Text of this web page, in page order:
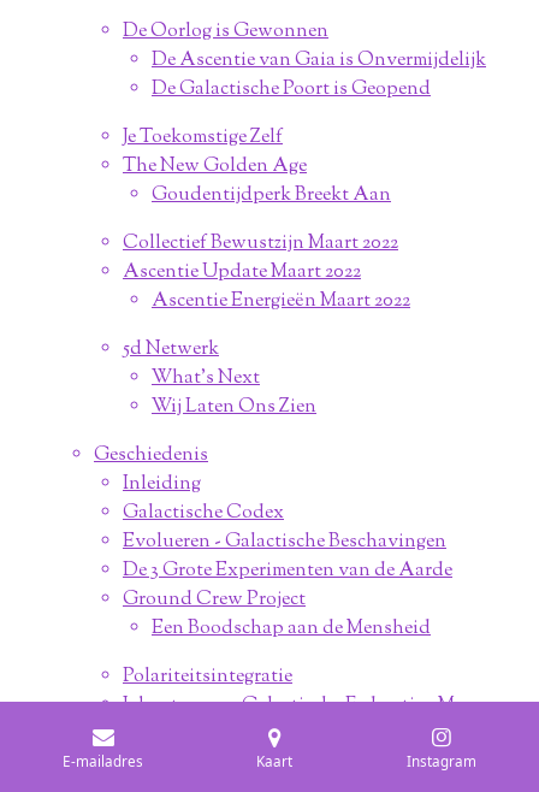
De Oorlog is Gewonnen
De Ascentie van Gaia is Onvermijdelijk
De Galactische Poort is Geopend
Je Toekomstige Zelf
The New Golden Age
Goudentijdperk Breekt Aan
Collectief Bewustzijn Maart 2022
Ascentie Update Maart 2022
Ascentie Energieën Maart 2022
5d Netwerk
What's Next
Wij Laten Ons Zien
Geschiedenis
Inleiding
Galactische Codex
Evolueren - Galactische Beschavingen
De 3 Grote Experimenten van de Aarde
Ground Crew Project
Een Boodschap aan de Mensheid
Polariteitsintegratie
Je bent nu een Galactische Federatie - Mens
De Matrix
E-mailadres Kaart Instagram